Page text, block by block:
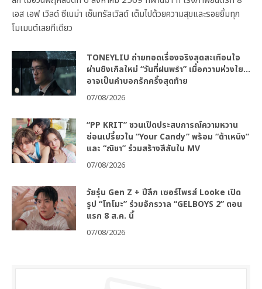
เอส เอฟ เวิลด์ ซีเนม่า เซ็นทรัลเวิลด์ เต็มไปด้วยความสุขและรอยยิ้มทุก
โมเมนต์เลยทีเดียว
TONEYLIU ถ่ายทอดเรื่องจริงสุดสะเทือนใจ
ผ่านซิงเกิลใหม่ “วันที่ฝนพรำ” เมื่อความห่วงใย…
อาจเป็นคำบอกรักครั้งสุดท้าย
07/08/2026
“PP KRIT” ชวนเปิดประสบการณ์ความหวาน
ซ่อนเปรี้ยวใน “Your Candy” พร้อม “ต้าเหนิง”
และ “ณิชา” ร่วมสร้างสีสันใน MV
07/08/2026
วัยรุ่น Gen Z + ปีลึก เซอร์ไพรส์ Looke เปิด
รูป “โทโมะ” ร่วมจักรวาล “GELBOYS 2” ตอน
แรก 8 ส.ค. นี้
07/08/2026